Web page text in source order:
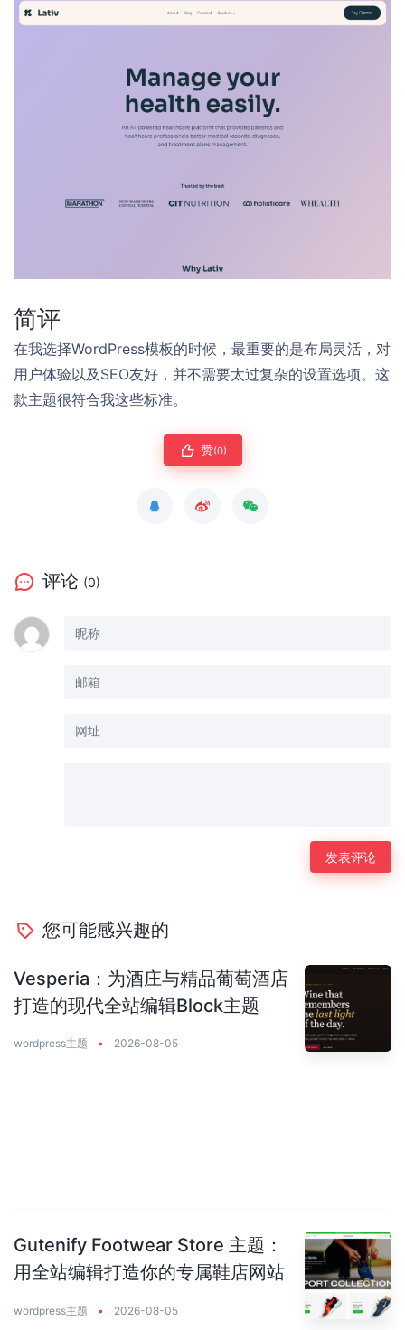
简评
在我选择WordPress模板的时候，最重要的是布局灵活，对
用户体验以及SEO友好，并不需要太过复杂的设置选项。这
款主题很符合我这些标准。
赞(0)
评论 (0)
您可能感兴趣的
Vesperia：为酒庄与精品葡萄酒店
打造的现代全站编辑Block主题
wordpress主题 • 2026-08-05
Gutenify Footwear Store 主题：
用全站编辑打造你的专属鞋店网站
wordpress主题 • 2026-08-05